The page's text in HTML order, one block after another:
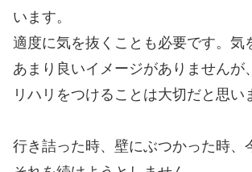
います。
適度に気を抜くことも必要です。気
あまり良いイメージがありませんが
リハリをつけることは大切だと思い
行き詰った時、壁にぶつかった時、